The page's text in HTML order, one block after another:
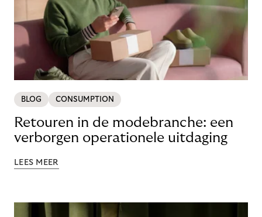
BLOG CONSUMPTION
Retouren in de modebranche: een
verborgen operationele uitdaging
LEES MEER